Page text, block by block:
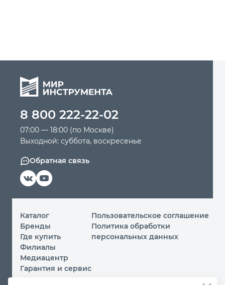
8 800 222-22-02
07:00 — 18:00 (по Москве)
Выходной: суббота, воскресенье
Обратная связь
Каталог
Бренды
Где купить
Филиалы
Медиацентр
Гарантия и сервис
Пользовательское соглашение
Политика обработки
персональных данных